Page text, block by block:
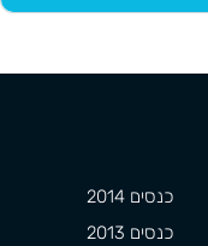
כנסים 2014
כנסים 2013